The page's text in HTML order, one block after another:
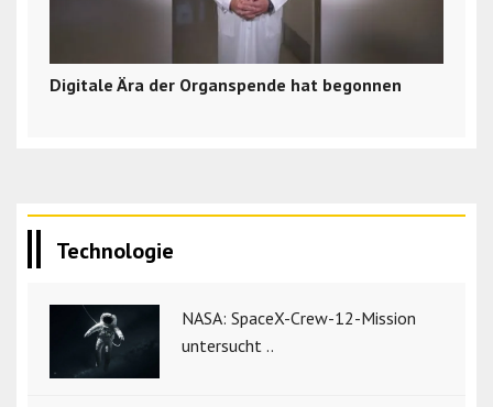
Digitale Ära der Organspende hat begonnen
Technologie
NASA: SpaceX-Crew-12-Mission
untersucht ..